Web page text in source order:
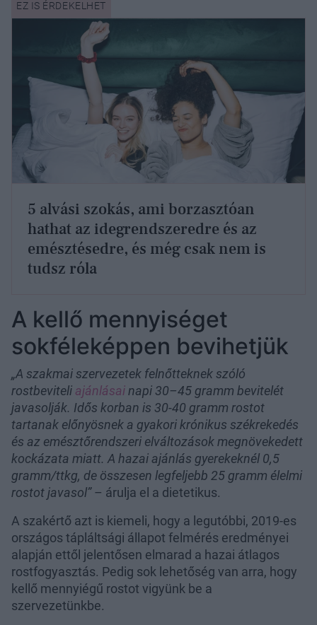
5 alvási szokás, ami borzasztóan
hathat az idegrendszeredre és az
emésztésedre, és még csak nem is
tudsz róla
A kellő mennyiséget
sokféleképpen bevihetjük
„A szakmai szervezetek felnőtteknek szóló
rostbeviteli ajánlásainapi 30–45 gramm bevitelét
javasolják. Idős korban is 30-40 gramm rostot
tartanak előnyösnek a gyakori krónikus székrekedés
és az emésztőrendszeri elváltozások megnövekedett
kockázata miatt. A hazai ajánlás gyerekeknél 0,5
gramm/ttkg, de összesen legfeljebb 25 gramm élelmi
rostot javasol”– árulja el a dietetikus.
A szakértő azt is kiemeli, hogy a legutóbbi, 2019-es
országos tápláltsági állapot felmérés eredményei
alapján ettől jelentősen elmarad a hazai átlagos
rostfogyasztás. Pedig sok lehetőség van arra, hogy
kellő mennyiégű rostot vigyünk be a
szervezetünkbe.